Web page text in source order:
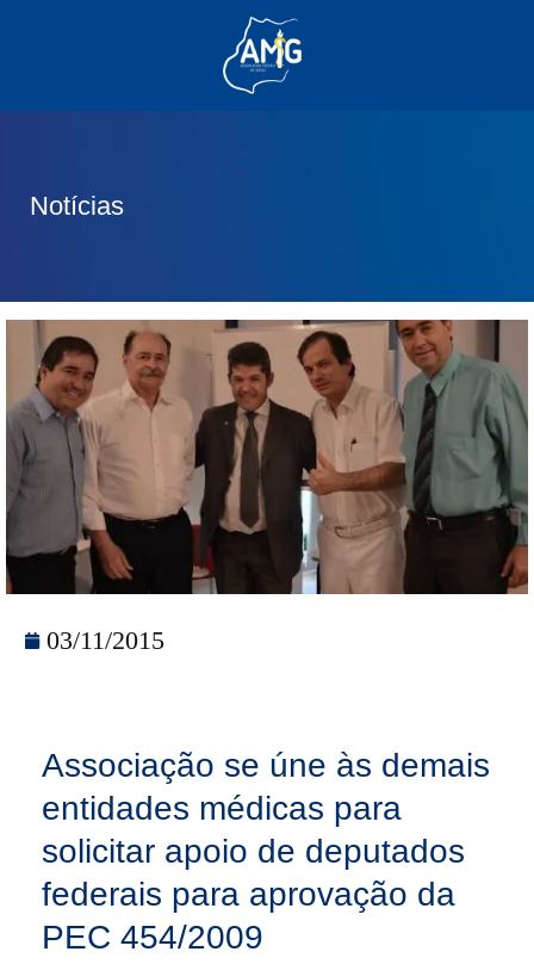
Notícias
03/11/2015
Associação se úne às demais
entidades médicas para
solicitar apoio de deputados
federais para aprovação da
PEC 454/2009